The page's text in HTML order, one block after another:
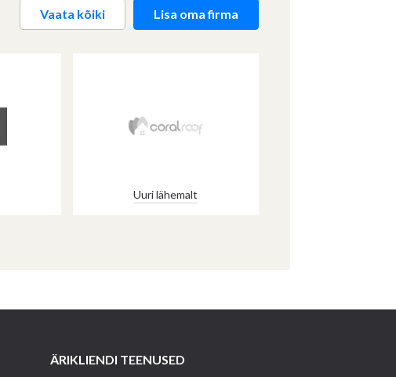
Vaata kõiki Lisa oma firma
Uuri lähemalt
ÄRIKLIENDI TEENUSED